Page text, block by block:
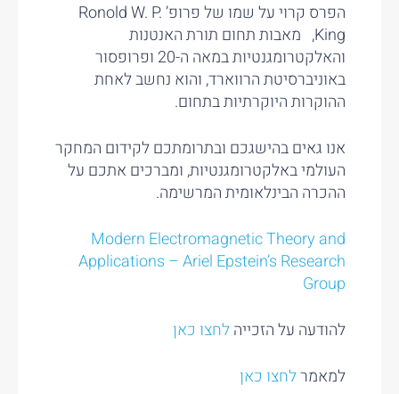
הפרס קרוי על שמו של פרופ’ Ronold W. P.
King, מאבות תחום תורת האנטנות
והאלקטרומגנטיות במאה ה-20 ופרופסור
באוניברסיטת הרווארד, והוא נחשב לאחת
ההוקרות היוקרתיות בתחום.
אנו גאים בהישגכם ובתרומתכם לקידום המחקר
העולמי באלקטרומגנטיות, ומברכים אתכם על
ההכרה הבינלאומית המרשימה.
Modern Electromagnetic Theory and
Applications – Ariel Epstein’s Research
Group
להודעה על הזכייהלחצו כאן
למאמרלחצו כאן